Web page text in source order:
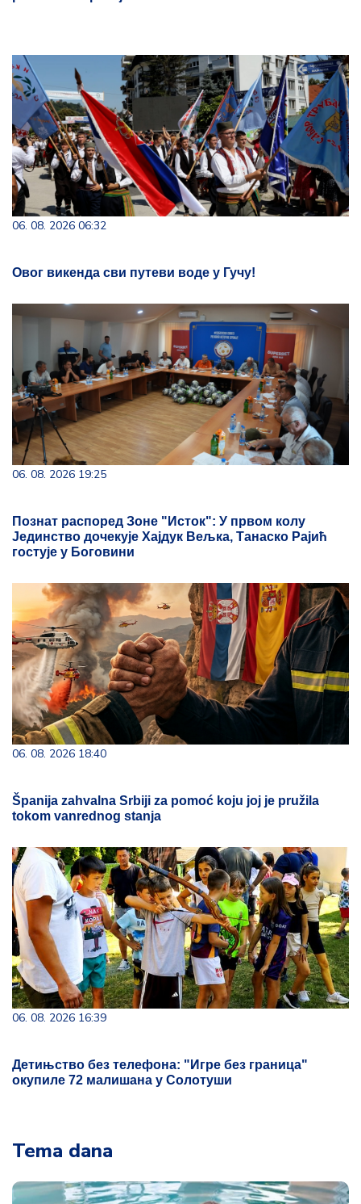
06. 08. 2026 06:32
Овог викенда сви путеви воде у Гучу!
06. 08. 2026 19:25
Познат распоред Зоне "Исток": У првом колу
Јединство дочекује Хајдук Вељка, Танаско Рајић
гостује у Боговини
06. 08. 2026 18:40
Španija zahvalna Srbiji za pomoć koju joj je pružila
tokom vanrednog stanja
06. 08. 2026 16:39
Детињство без телефона: "Игре без граница"
окупиле 72 малишана у Солотуши
Tema dana